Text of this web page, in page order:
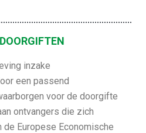
inzake
een passend
voor de doorgifte
ontvangers die zich
de Europese Economische